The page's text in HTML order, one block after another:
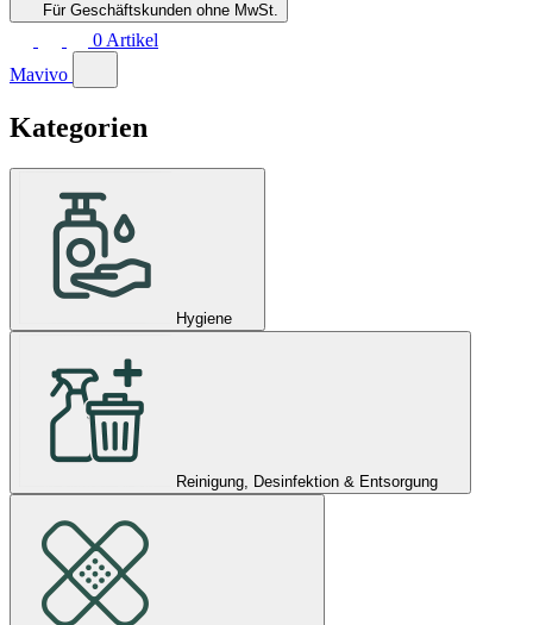
Für Geschäftskunden ohne MwSt.
0 Artikel
Mavivo
Kategorien
Hygiene
Reinigung, Desinfektion & Entsorgung